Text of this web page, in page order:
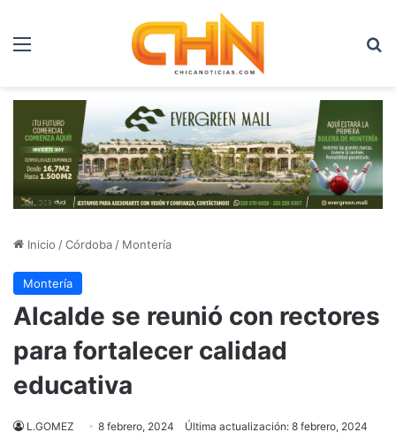
Menú
Inicio /Córdoba / Montería
Montería
Alcalde se reunió con rectores
para fortalecer calidad
educativa
L.GOMEZ 8 febrero, 2024 Última actualización: 8 febrero, 2024